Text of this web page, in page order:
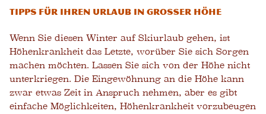
Tipps für Ihren Urlaub in großer Höhe
Wenn Sie diesen Winter auf Skiurlaub gehen, ist
Höhenkrankheit das Letzte, worüber Sie sich Sorgen
machen möchten. Lassen Sie sich von der Höhe nicht
unterkriegen. Die Eingewöhnung an die Höhe kann
zwar etwas Zeit in Anspruch nehmen, aber es gibt
einfache Möglichkeiten, Höhenkrankheit vorzubeugen